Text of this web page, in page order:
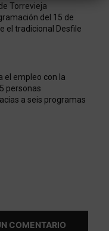
Torrevieja
del 15 de
el tradicional Desfile
el empleo con la
personas
a seis programas
COMENTARIO